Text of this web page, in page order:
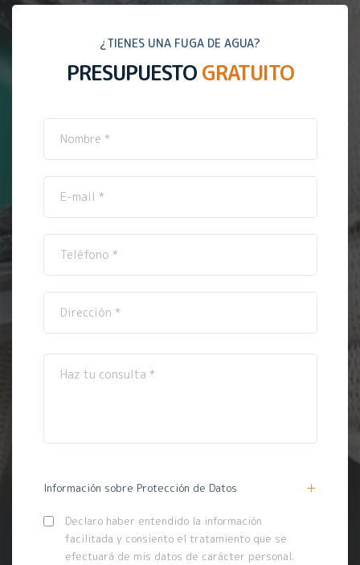
¿TIENES UNA FUGA DE AGUA?
PRESUPUESTO GRATUITO
Información sobre Protección de Datos
Declaro haber entendido la información
facilitada y consiento el tratamiento que se
efectuará de mis datos de carácter personal.